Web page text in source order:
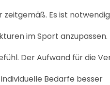
Es ist
im Sport anzupassen.
Der Aufwand für die
Bedarfe besser